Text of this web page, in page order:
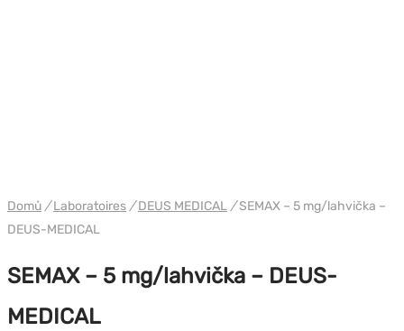
Domů / Laboratoires / DEUS MEDICAL /SEMAX – 5 mg/lahvička –
DEUS-MEDICAL
SEMAX – 5 mg/lahvička – DEUS-
MEDICAL